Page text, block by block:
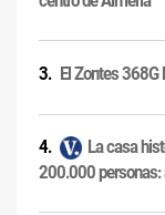
El Zontes 368G
La casa
200.000 personas: